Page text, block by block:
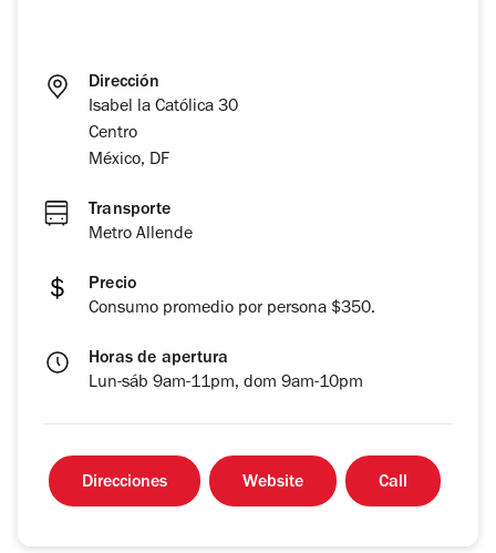
Dirección
Isabel la Católica 30
Centro
México, DF
Transporte
Metro Allende
Precio
Consumo promedio por persona $350.
Horas de apertura
Lun-sáb 9am-11pm, dom 9am-10pm
Direcciones Website Call